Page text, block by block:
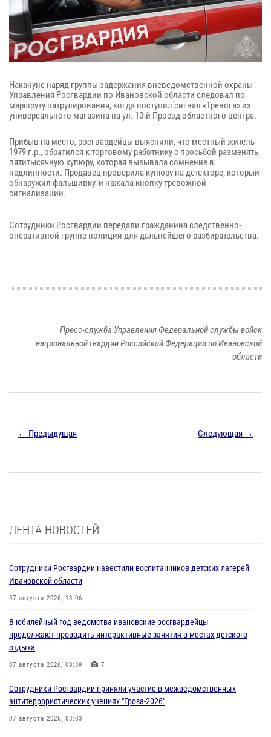
Накануне наряд группы задержания вневедомственной охраны
Управления Росгвардии по Ивановской области следовал по
маршруту патрулирования, когда поступил сигнал «Тревога» из
универсального магазина на ул. 10-й Проезд областного центра.
Прибыв на место, росгвардейцы выяснили, что местный житель
1979 г.р., обратился к торговому работнику с просьбой разменять
пятитысячную купюру, которая вызывала сомнение в
подлинности. Продавец проверила купюру на детекторе, который
обнаружил фальшивку, и нажала кнопку тревожной
сигнализации.
Сотрудники Росгвардии передали гражданина следственно-
оперативной группе полиции для дальнейшего разбирательства.
Пресс-служба Управления Федеральной службы войск
национальной гвардии Российской Федерации по Ивановской
области
← Предыдущая Следующая →
ЛЕНТА НОВОСТЕЙ
Сотрудники Росгвардии навестили воспитанников детских лагерей
Ивановской области
07 августа 2026, 13:06
В юбилейный год ведомства ивановские росгвардейцы
продолжают проводить интерактивные занятия в местах детского
отдыха
07 августа 2026, 09:39 7
Сотрудники Росгвардии приняли участие в межведомственных
антитеррористических учениях "Гроза-2026"
07 августа 2026, 08:03